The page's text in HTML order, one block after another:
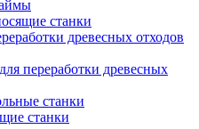
станки
древесных отходов
переработки древесных
станки
станки